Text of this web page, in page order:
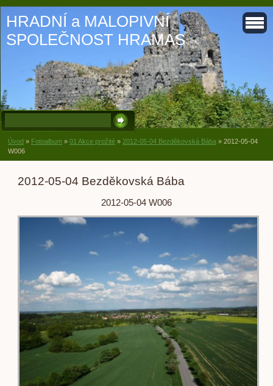
HRADNÍ a MALOPIVNÍ
SPOLEČNOST HRAMAS
Úvod » Fotoalbum » 01 Akce prožité » 2012-05-04 Bezděkovská Bába » 2012-05-04
W006
2012-05-04 Bezděkovská Bába
2012-05-04 W006